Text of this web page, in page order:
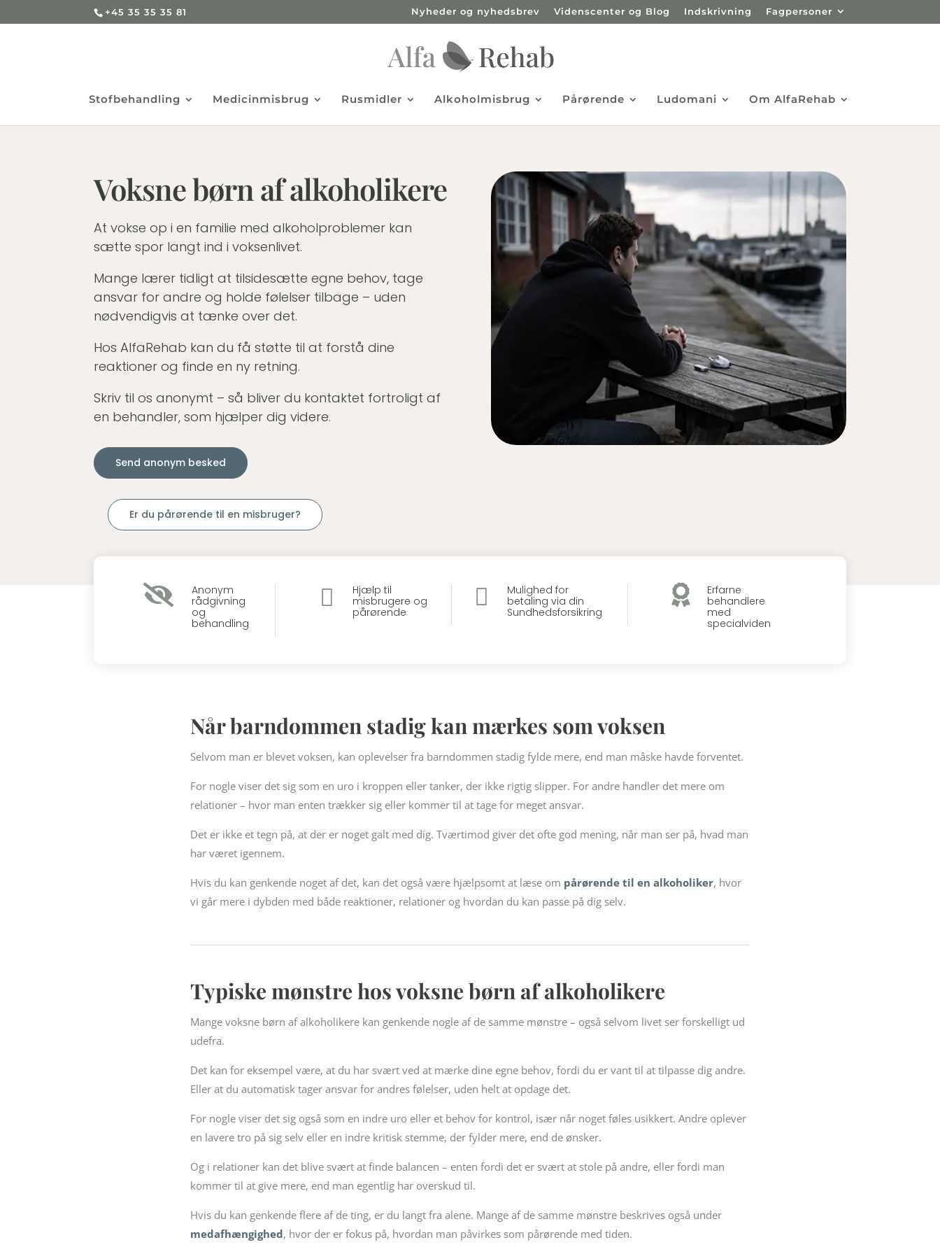
+45 35 35 35 81 Nyheder og nyhedsbrev Videnscenter og Blog Indskrivning Fagpersoner
Stofbehandling Medicinmisbrug Rusmidler Alkoholmisbrug Pårørende Ludomani Om AlfaRehab
Voksne børn af alkoholikere
At vokse op i en familie med alkoholproblemer kan
sætte spor langt ind i voksenlivet.
Mange lærer tidligt at tilsidesætte egne behov, tage
ansvar for andre og holde følelser tilbage – uden
nødvendigvis at tænke over det.
Hos AlfaRehab kan du få støtte til at forstå dine
reaktioner og finde en ny retning.
Skriv til os anonymt – så bliver du kontaktet fortroligt af
en behandler, som hjælper dig videre.
Send anonym besked
Er du pårørende til en misbruger?

Anonym
rådgivning
og
behandling

Hjælp til
misbrugere og
pårørende

Mulighed for
betaling via din
Sundhedsforsikring

Erfarne
behandlere
med
specialviden
Når barndommen stadig kan mærkes som voksen
Selvom man er blevet voksen, kan oplevelser fra barndommen stadig fylde mere, end man måske havde forventet.
For nogle viser det sig som en uro i kroppen eller tanker, der ikke rigtig slipper. For andre handler det mere om
relationer – hvor man enten trækker sig eller kommer til at tage for meget ansvar.
Det er ikke et tegn på, at der er noget galt med dig. Tværtimod giver det ofte god mening, når man ser på, hvad man
har været igennem.
Hvis du kan genkende noget af det, kan det også være hjælpsomt at læse om pårørende til en alkoholiker, hvor
vi går mere i dybden med både reaktioner, relationer og hvordan du kan passe på dig selv.
Typiske mønstre hos voksne børn af alkoholikere
Mange voksne børn af alkoholikere kan genkende nogle af de samme mønstre – også selvom livet ser forskelligt ud
udefra.
Det kan for eksempel være, at du har svært ved at mærke dine egne behov, fordi du er vant til at tilpasse dig andre.
Eller at du automatisk tager ansvar for andres følelser, uden helt at opdage det.
For nogle viser det sig også som en indre uro eller et behov for kontrol, især når noget føles usikkert. Andre oplever
en lavere tro på sig selv eller en indre kritisk stemme, der fylder mere, end de ønsker.
Og i relationer kan det blive svært at finde balancen – enten fordi det er svært at stole på andre, eller fordi man
kommer til at give mere, end man egentlig har overskud til.
Hvis du kan genkende flere af de ting, er du langt fra alene. Mange af de samme mønstre beskrives også under
medafhængighed, hvor der er fokus på, hvordan man påvirkes som pårørende med tiden.